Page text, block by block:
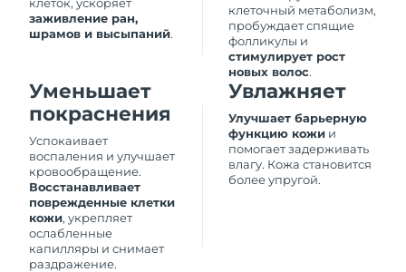
заживление ран,
шрамов и высыпаний.
клеточный метаболизм,
пробуждает спящие
фолликулы и
стимулирует рост
новых волос.
Уменьшает
покраснения
Успокаивает
воспаления и улучшает
кровообращение.
Восстанавливает
поврежденные клетки
кожи, укрепляет
ослабленные
капилляры и снимает
раздражение.
Увлажняет
Улучшает барьерную
функцию кожи и
помогает задерживать
влагу. Кожа становится
более упругой.
Малайзия
Ожидаемая дата доставки
1/2/2026
Ожидаемая дата доставки
Мексика
Ожидаемая дата доставки
2/2/2026
Монако
Ожидаемая дата доставки
30/1/2026
Нидерланды